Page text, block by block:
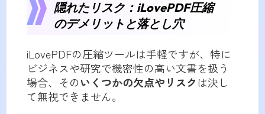
隠れたリスク：iLovePDF圧縮
のデメリットと落とし穴
iLovePDFの圧縮ツールは手軽ですが、特に
ビジネスや研究で機密性の高い文書を扱う
場合、そのいくつかの欠点やリスクは決し
て無視できません。